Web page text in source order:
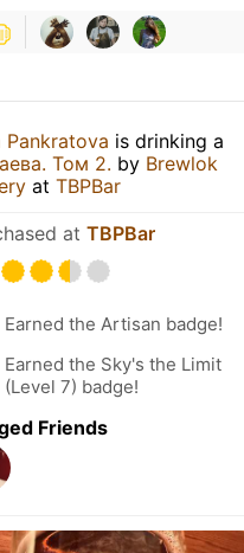
Pankratova is drinking a
Том 2. by Brewlok
at TBPBar
at TBPBar
Earned the Artisan badge!
Earned the Sky's the Limit
(Level 7) badge!
Friends